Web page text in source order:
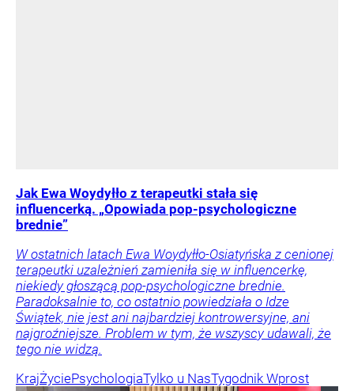
Jak Ewa Woydyłło z terapeutki stała się
influencerką. „Opowiada pop-psychologiczne
brednie”
W ostatnich latach Ewa Woydyłło-Osiatyńska z cenionej
terapeutki uzależnień zamieniła się w influencerkę,
niekiedy głoszącą pop-psychologiczne brednie.
Paradoksalnie to, co ostatnio powiedziała o Idze
Świątek, nie jest ani najbardziej kontrowersyjne, ani
najgroźniejsze. Problem w tym, że wszyscy udawali, że
tego nie widzą.
KrajŻyciePsychologiaTylko u NasTygodnik Wprost